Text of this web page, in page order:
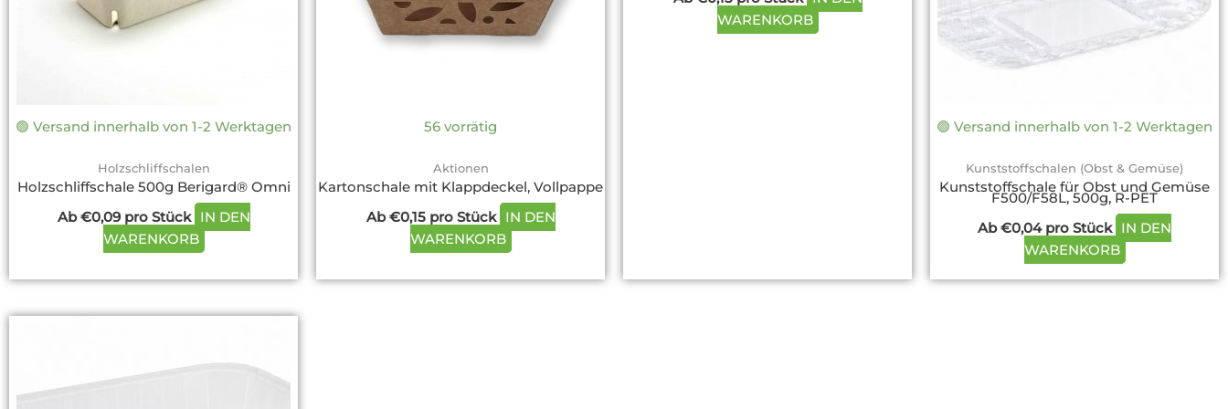
🟢 Versand innerhalb von 1-2 Werktagen
Holzschliffschalen
Holzschliffschale 500g Berigard® Omni
Ab€0,09pro Stück
IN DEN
WARENKORB
werden
56 vorrätig
Aktionen
Kartonschale mit Klappdeckel, Vollpappe
Ab€0,15pro Stück
IN DEN
WARENKORB
können
auf
WARENKORB können
auf
🟢 Versand innerhalb von 1-2 Werktagen
Kunststoffschalen (Obst & Gemüse)
Kunststoffschale für Obst und Gemüse
F500/F58L, 500g, R-PET
Ab€0,04pro Stück IN DEN
WARENKORB
können
auf
werden
weist